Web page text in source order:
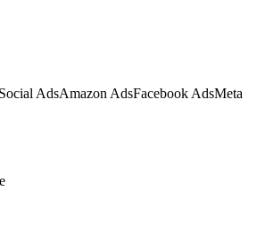
Social AdsAmazon AdsFacebook AdsMeta